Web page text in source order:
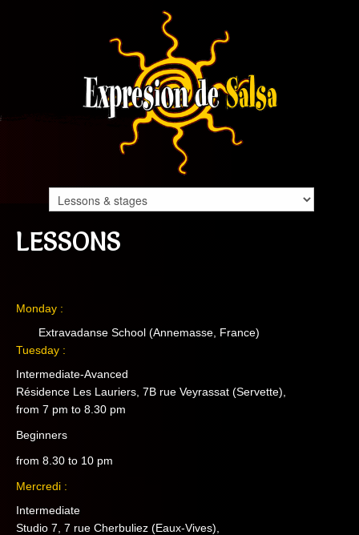
LESSONS
Monday :
Extravadanse School (Annemasse, France)
Tuesday :
Intermediate-Avanced
Résidence Les Lauriers, 7B rue Veyrassat (Servette),
from 7 pm to 8.30 pm
Beginners
from 8.30 to 10 pm
Mercredi :
Intermediate
Studio 7, 7 rue Cherbuliez (Eaux-Vives),